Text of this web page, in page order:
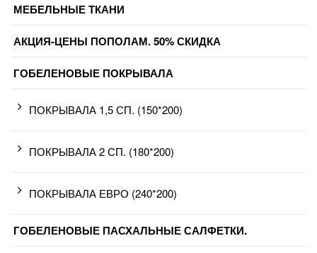
МЕБЕЛЬНЫЕ ТКАНИ
АКЦИЯ-ЦЕНЫ ПОПОЛАМ. 50% СКИДКА
ГОБЕЛЕНОВЫЕ ПОКРЫВАЛА
ПОКРЫВАЛА 1,5 СП. (150*200)
ПОКРЫВАЛА 2 СП. (180*200)
ПОКРЫВАЛА ЕВРО (240*200)
ГОБЕЛЕНОВЫЕ ПАСХАЛЬНЫЕ САЛФЕТКИ.